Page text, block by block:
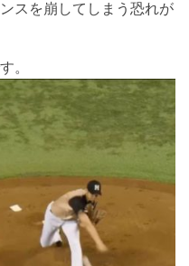
スを崩してしまう恐れが
。